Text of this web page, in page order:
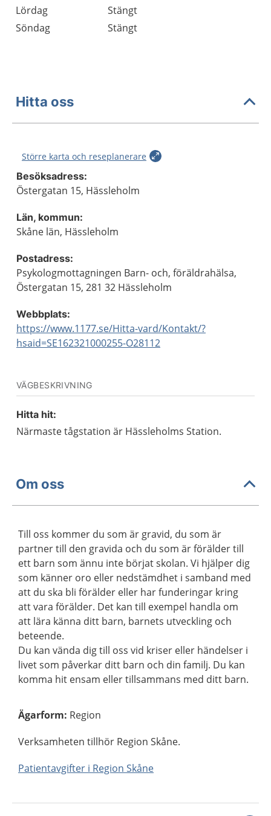
Lördag
Stängt
Söndag
Stängt
Hitta oss
Större karta och reseplanerare
Besöksadress:
Östergatan 15, Hässleholm
Län, kommun:
Skåne län, Hässleholm
Postadress:
Psykologmottagningen Barn- och, föräldrahälsa,
Östergatan 15, 281 32 Hässleholm
Webbplats:
https://www.1177.se/Hitta-vard/Kontakt/?
hsaid=SE162321000255-O28112
VÄGBESKRIVNING
Hitta hit:
Närmaste tågstation är Hässleholms Station.
Om oss
Till oss kommer du som är gravid, du som är
partner till den gravida och du som är förälder till
ett barn som ännu inte börjat skolan. Vi hjälper dig
som känner oro eller nedstämdhet i samband med
att du ska bli förälder eller har funderingar kring
att vara förälder. Det kan till exempel handla om
att lära känna ditt barn, barnets utveckling och
beteende.
Du kan vända dig till oss vid kriser eller händelser i
livet som påverkar ditt barn och din familj. Du kan
komma hit ensam eller tillsammans med ditt barn.
Ägarform: Region
Verksamheten tillhör Region Skåne.
Patientavgifter i Region Skåne